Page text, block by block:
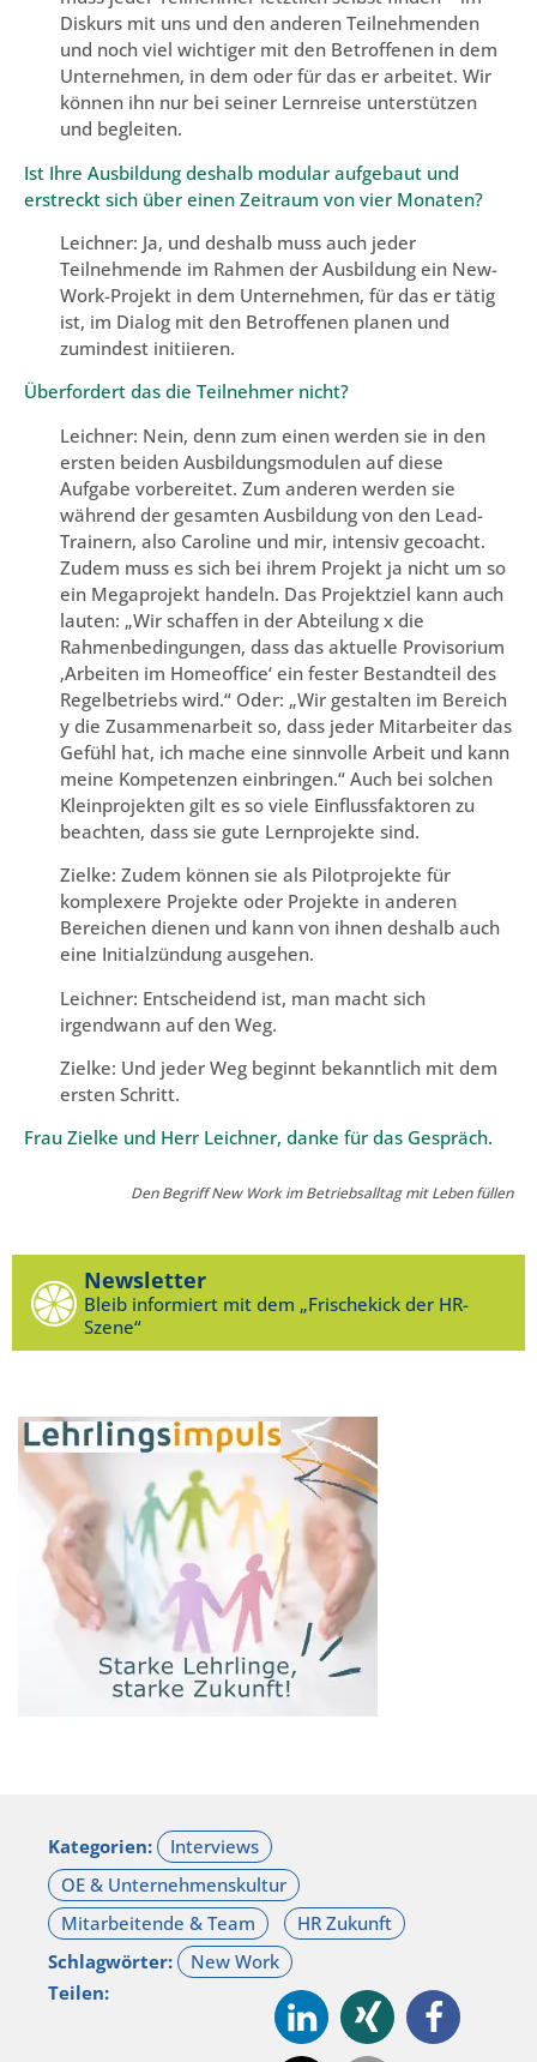
Diskurs mit uns und den anderen Teilnehmenden
und noch viel wichtiger mit den Betroffenen in dem
Unternehmen, in dem oder für das er arbeitet. Wir
können ihn nur bei seiner Lernreise unterstützen
und begleiten.
Ist Ihre Ausbildung deshalb modular aufgebaut und
erstreckt sich über einen Zeitraum von vier Monaten?
Leichner: Ja, und deshalb muss auch jeder
Teilnehmende im Rahmen der Ausbildung ein New-
Work-Projekt in dem Unternehmen, für das er tätig
ist, im Dialog mit den Betroffenen planen und
zumindest initiieren.
Überfordert das die Teilnehmer nicht?
Leichner: Nein, denn zum einen werden sie in den
ersten beiden Ausbildungsmodulen auf diese
Aufgabe vorbereitet. Zum anderen werden sie
während der gesamten Ausbildung von den Lead-
Trainern, also Caroline und mir, intensiv gecoacht.
Zudem muss es sich bei ihrem Projekt ja nicht um so
ein Megaprojekt handeln. Das Projektziel kann auch
lauten: „Wir schaffen in der Abteilung x die
Rahmenbedingungen, dass das aktuelle Provisorium
‚Arbeiten im Homeoffice‘ ein fester Bestandteil des
Regelbetriebs wird.“ Oder: „Wir gestalten im Bereich
y die Zusammenarbeit so, dass jeder Mitarbeiter das
Gefühl hat, ich mache eine sinnvolle Arbeit und kann
meine Kompetenzen einbringen.“ Auch bei solchen
Kleinprojekten gilt es so viele Einflussfaktoren zu
beachten, dass sie gute Lernprojekte sind.
Zielke: Zudem können sie als Pilotprojekte für
komplexere Projekte oder Projekte in anderen
Bereichen dienen und kann von ihnen deshalb auch
eine Initialzündung ausgehen.
Leichner: Entscheidend ist, man macht sich
irgendwann auf den Weg.
Zielke: Und jeder Weg beginnt bekanntlich mit dem
ersten Schritt.
Frau Zielke und Herr Leichner, danke für das Gespräch.
Den Begriff New Work im Betriebsalltag mit Leben füllen
Newsletter
Bleib informiert mit dem „Frischekick der HR-
Szene“
Kategorien:
Schlagwörter:
Teilen: